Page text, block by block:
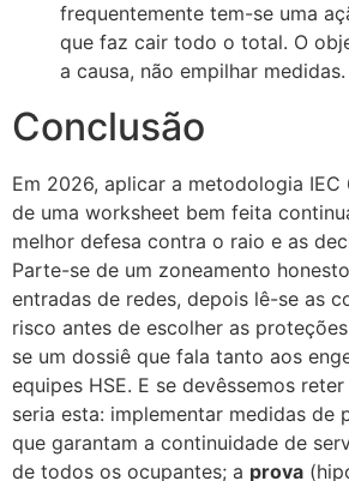
frequentemente tem-se uma
que faz cair todo o total. O
a causa, não empilhar medidas.
Conclusão
Em 2026, aplicar a metodologia
de uma worksheet bem feita
melhor defesa contra o raio e as
Parte-se de um zoneamento
entradas de redes, depois lê-se as
risco antes de escolher as
se um dossiê que fala tanto aos
equipes HSE. E se devêssemos
seria esta: implementar medidas de
que garantam a continuidade de
de todos os ocupantes; a prova